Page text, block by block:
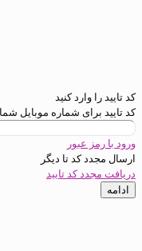
کنید
شماره موبایل شما ارسال گردید
تادیگر
تایید